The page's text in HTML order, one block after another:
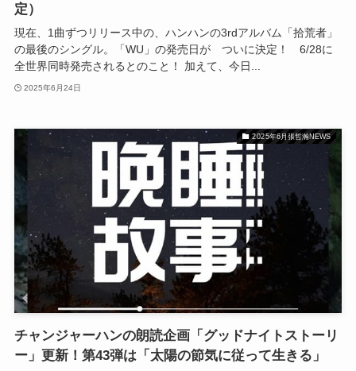
定）
現在、1曲ずつリリース中の、ハンハンの3rdアルバム「拾荒者」
の最後のシングル。「WU」の発売日が ついに決定！ 6/28に
全世界同時発売されるとのこと！ 加えて、今日...
2025年6月24日
2025年6月張哲瀚NEWS
チャンジャーハンの朗読企画「グッドナイトストーリ
ー」更新！第43弾は「太陽の節気に従って生きる」